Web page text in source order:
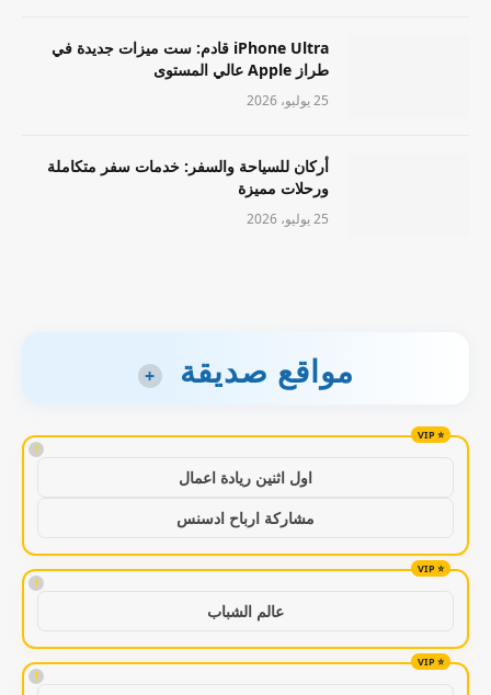
iPhone Ultra قادم: ست ميزات جديدة في
طراز Apple عالي المستوى
25 يوليو، 2026
أركان للسياحة والسفر: خدمات سفر متكاملة
ورحلات مميزة
25 يوليو، 2026
مواقع صديقة +
!
اول اثنين ريادة اعمال
مشاركة ارباح ادسنس
!
عالم الشباب
!